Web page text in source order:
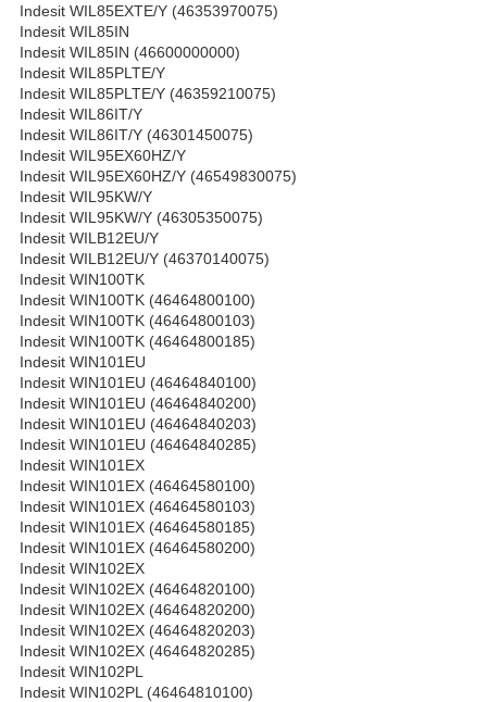
Indesit WIL85EXTE/Y (46353970075)
Indesit WIL85IN
Indesit WIL85IN (46600000000)
Indesit WIL85PLTE/Y
Indesit WIL85PLTE/Y (46359210075)
Indesit WIL86IT/Y
Indesit WIL86IT/Y (46301450075)
Indesit WIL95EX60HZ/Y
Indesit WIL95EX60HZ/Y (46549830075)
Indesit WIL95KW/Y
Indesit WIL95KW/Y (46305350075)
Indesit WILB12EU/Y
Indesit WILB12EU/Y (46370140075)
Indesit WIN100TK
Indesit WIN100TK (46464800100)
Indesit WIN100TK (46464800103)
Indesit WIN100TK (46464800185)
Indesit WIN101EU
Indesit WIN101EU (46464840100)
Indesit WIN101EU (46464840200)
Indesit WIN101EU (46464840203)
Indesit WIN101EU (46464840285)
Indesit WIN101EX
Indesit WIN101EX (46464580100)
Indesit WIN101EX (46464580103)
Indesit WIN101EX (46464580185)
Indesit WIN101EX (46464580200)
Indesit WIN102EX
Indesit WIN102EX (46464820100)
Indesit WIN102EX (46464820200)
Indesit WIN102EX (46464820203)
Indesit WIN102EX (46464820285)
Indesit WIN102PL
Indesit WIN102PL (46464810100)